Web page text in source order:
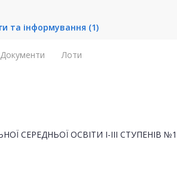
та інформування (1)
Документи Лоти
СЕРЕДНЬОЇ ОСВІТИ І-ІІІ СТУПЕНІВ